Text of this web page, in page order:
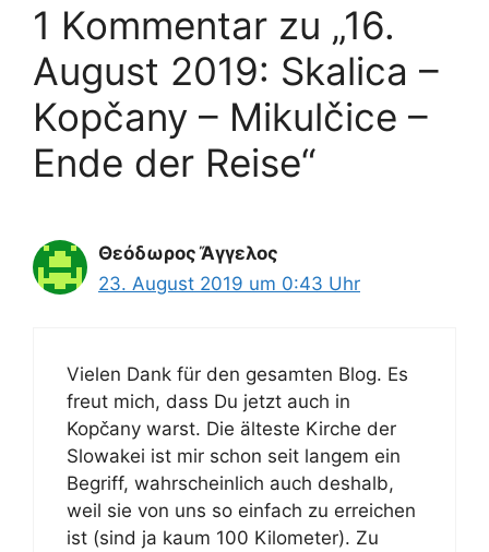
1 Kommentar zu „16.
August 2019: Skalica –
Kopčany – Mikulčice –
Ende der Reise“
Θεόδωρος Ἄγγελος
23. August 2019 um 0:43 Uhr
Vielen Dank für den gesamten Blog. Es
freut mich, dass Du jetzt auch in
Kopčany warst. Die älteste Kirche der
Slowakei ist mir schon seit langem ein
Begriff, wahrscheinlich auch deshalb,
weil sie von uns so einfach zu erreichen
ist (sind ja kaum 100 Kilometer). Zu